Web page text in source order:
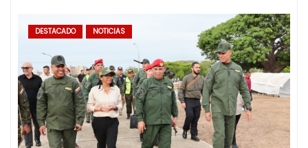
DESTACADO NOTICIAS